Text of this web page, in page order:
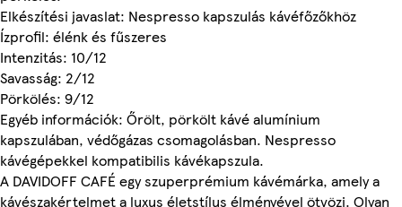
Elkészítési javaslat: Nespresso kapszulás kávéfőzőkhöz
Ízprofil: élénk és fűszeres
Intenzitás: 10/12
Savasság: 2/12
Pörkölés: 9/12
Egyéb információk: Őrölt, pörkölt kávé alumínium
kapszulában, védőgázas csomagolásban. Nespresso
kávégépekkel kompatibilis kávékapszula.
A DAVIDOFF CAFÉ egy szuperprémium kávémárka, amely a
kávészakértelmet a luxus életstílus élményével ötvözi. Olyan